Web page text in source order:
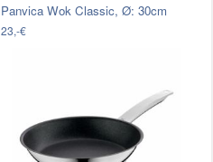
Panvica Wok Classic, Ø: 30cm
23,-€